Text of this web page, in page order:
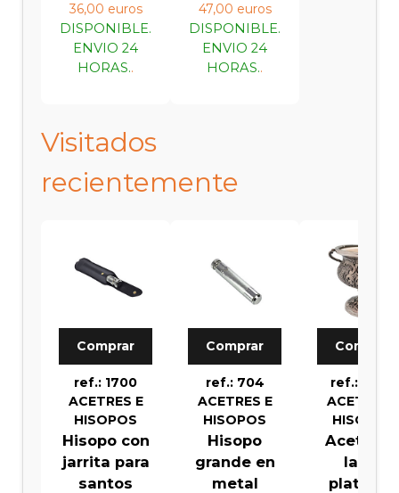
36,00 euros
DISPONIBLE.
ENVIO 24
HORAS..
47,00 euros
DISPONIBLE.
ENVIO 24
HORAS..
Visitados
recientemente
Comprar
ref.: 1700
ACETRES E
HISOPOS
Hisopo con
jarrita para
santos
Comprar
ref.: 704
ACETRES E
HISOPOS
Hisopo
grande en
metal
Comprar
ref.: 555 S
ACETRES
HISOPOS
Acetre
latón
plateado